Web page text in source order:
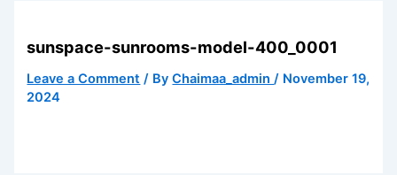
sunspace-sunrooms-model-400_0001
Leave a Comment / ByChaimaa_admin/ November 19,
2024